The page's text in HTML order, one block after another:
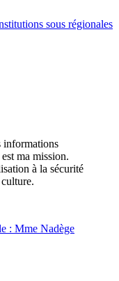
sous régionales
informations
ma mission.
à la sécurité
: Mme Nadège